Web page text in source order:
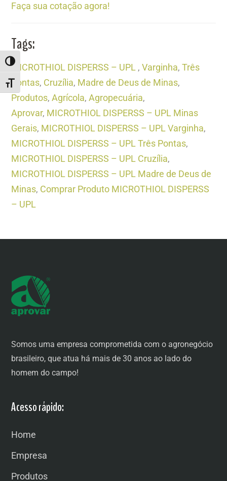
ALTERNAR ALTO CONTRASTE
ALTERNAR TAMANHO DA FONTE
Faça sua cotação agora!
Tags:
MICROTHIOL DISPERSS – UPL ,Varginha,Três
Pontas, Cruzília, Madre de Deus de Minas,
Produtos,Agrícola,Agropecuária,
Aprovar, MICROTHIOL DISPERSS – UPL Minas
Gerais, MICROTHIOL DISPERSS – UPL Varginha,
MICROTHIOL DISPERSS – UPL Três Pontas,
MICROTHIOL DISPERSS – UPL Cruzília,
MICROTHIOL DISPERSS – UPL Madre de Deus de
Minas, Comprar Produto MICROTHIOL DISPERSS
– UPL
Somos uma empresa comprometida com o agronegócio
brasileiro, que atua há mais de 30 anos ao lado do
homem do campo!
Acesso rápido:
Home
Empresa
Produtos